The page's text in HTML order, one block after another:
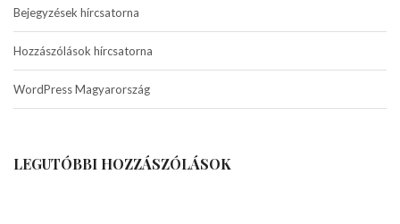
Bejegyzések hírcsatorna
Hozzászólások hírcsatorna
WordPress Magyarország
LEGUTÓBBI HOZZÁSZÓLÁSOK